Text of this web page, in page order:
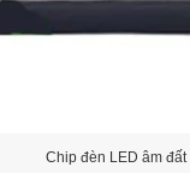
Chip đèn LED âm đất